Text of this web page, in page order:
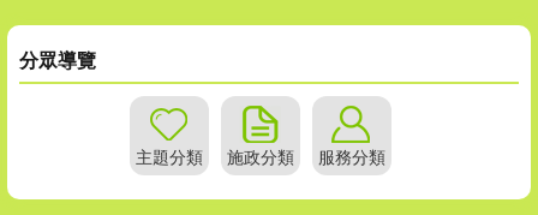
分眾導覽
主題分類 施政分類 服務分類